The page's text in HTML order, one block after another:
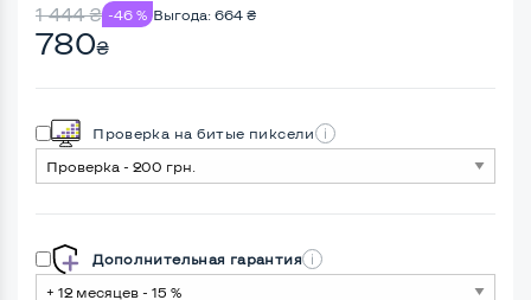
1 444₴ -46 % Выгода: 664 ₴
780₴
Проверка на битые пиксели
Дополнительная гарантия